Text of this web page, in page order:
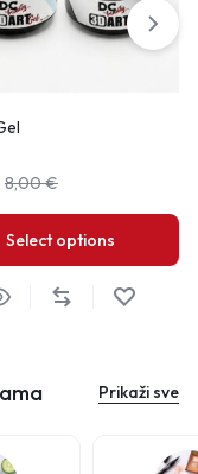
8,00€
Select options
Prikaži sve